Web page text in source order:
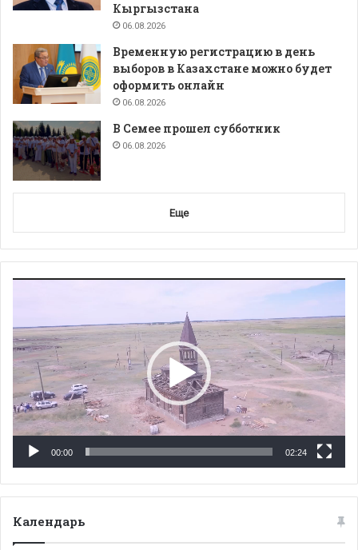
Кыргызстана
06.08.2026
Временную регистрацию в день
выборов в Казахстане можно будет
оформить онлайн
06.08.2026
В Семее прошел субботник
06.08.2026
Еще
00:00 02:24
Календарь